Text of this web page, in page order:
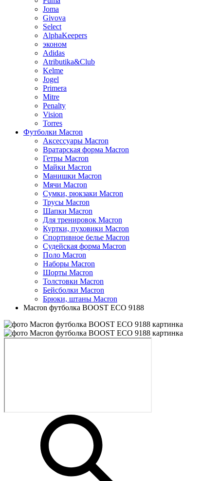
Joma
Givova
Select
AlphaKeepers
эконом
Adidas
Atributika&Club
Kelme
Jogel
Primera
Mitre
Penalty
Vision
Torres
Футболки Macron
Аксессуары Macron
Вратарская форма Macron
Гетры Macron
Майки Macron
Манишки Macron
Мячи Macron
Сумки, рюкзаки Macron
Трусы Macron
Шапки Macron
Для тренировок Macron
Куртки, пуховики Macron
Спортивное белье Macron
Судейская форма Macron
Поло Macron
Наборы Macron
Шорты Macron
Толстовки Macron
Бейсболки Macron
Брюки, штаны Macron
Macron футболка BOOST ECO 9188